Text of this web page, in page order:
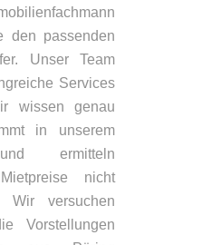
den passenden
Unser Team
Services
wissen genau
in unserem
ermitteln
nicht
versuchen
Vorstellungen